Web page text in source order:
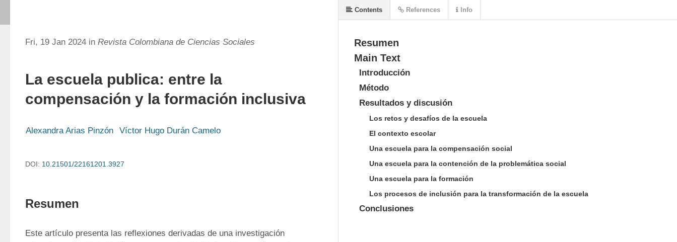
Fri, 19 Jan 2024 in Revista Colombiana de Ciencias Sociales
La escuela publica: entre la
compensación y la formación inclusiva
Alexandra Arias Pinzón Víctor Hugo Durán Camelo
DOI: 10.21501/22161201.3927
Resumen
Este artículo presenta las reflexiones derivadas de una investigación
Resumen
Main Text
Introducción
Método
Resultados y discusión
Los retos y desafíos de la escuela
El contexto escolar
Una escuela para la compensación social
Una escuela para la contención de la problemática social
Una escuela para la formación
Los procesos de inclusión para la transformación de la escuela
Conclusiones
Contents References Info